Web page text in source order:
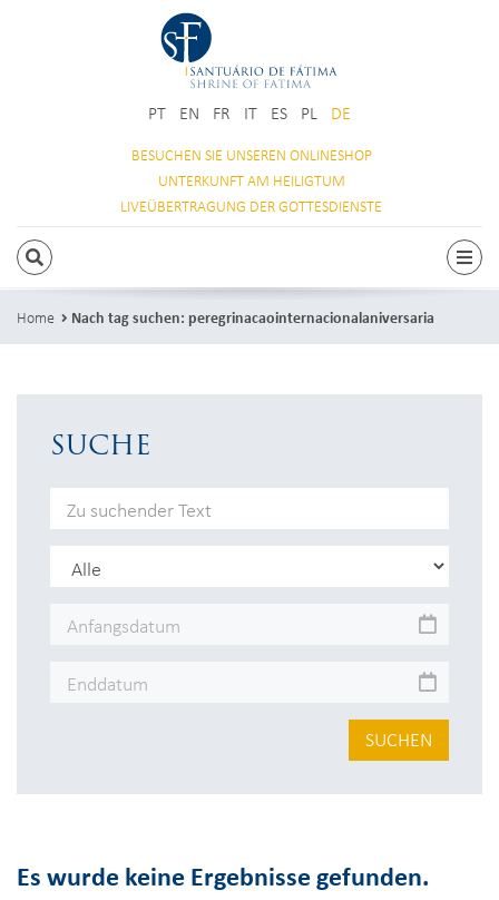
PT EN FR IT ES PL DE
BESUCHEN SIE UNSEREN ONLINESHOP
UNTERKUNFTAM HEILIGTUM
LIVEÜBERTRAGUNG DER GOTTESDIENSTE
SUCHEN
Home Nach tag suchen: peregrinacaointernacionalaniversaria
SUCHE
SUCHEN
Es wurde keine Ergebnisse gefunden.